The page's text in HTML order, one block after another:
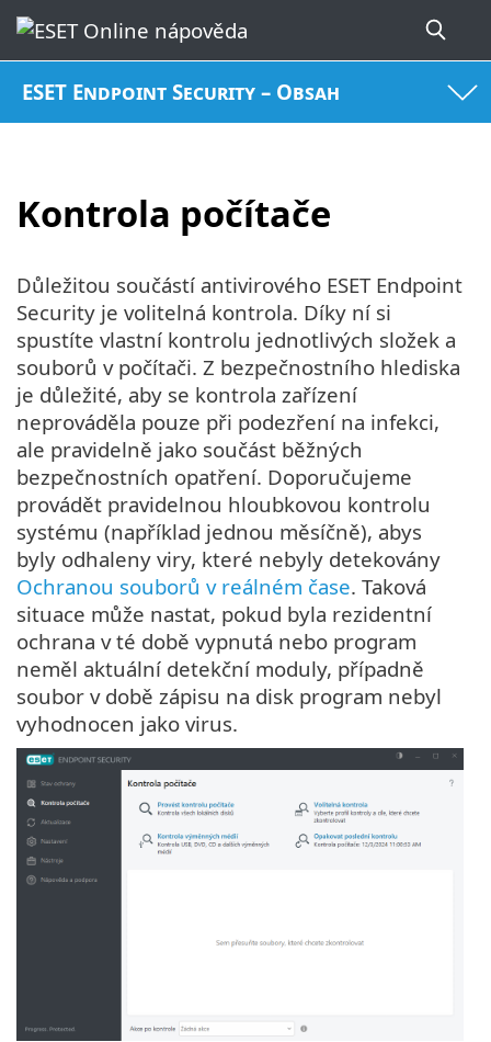
ESET Endpoint Security – Obsah
Kontrola počítače
Důležitou součástí antivirového ESET Endpoint
Security je volitelná kontrola. Díky ní si
spustíte vlastní kontrolu jednotlivých složek a
souborů v počítači. Z bezpečnostního hlediska
je důležité, aby se kontrola zařízení
neprováděla pouze při podezření na infekci,
ale pravidelně jako součást běžných
bezpečnostních opatření. Doporučujeme
provádět pravidelnou hloubkovou kontrolu
systému (například jednou měsíčně), abys
byly odhaleny viry, které nebyly detekovány
Ochranou souborů v reálném čase. Taková
situace může nastat, pokud byla rezidentní
ochrana v té době vypnutá nebo program
neměl aktuální detekční moduly, případně
soubor v době zápisu na disk program nebyl
vyhodnocen jako virus.